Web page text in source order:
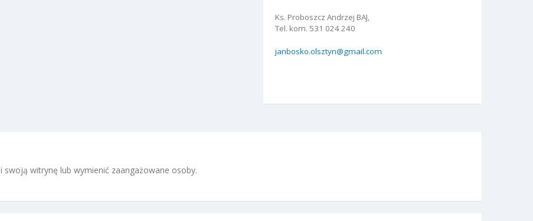
Ks. Proboszcz Andrzej BAJ,
Tel. kom. 531 024 240
janbosko.olsztyn@gmail.com
witrynę lub wymienić zaangażowane osoby.